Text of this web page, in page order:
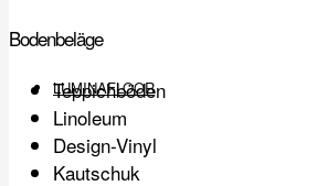
LUMINAFLOOR
Bodenbeläge
Teppichböden
Linoleum
Design-Vinyl
Kautschuk